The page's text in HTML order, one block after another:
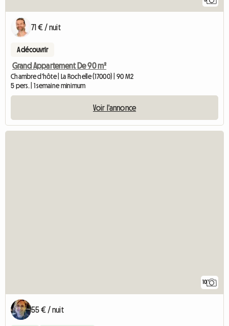
71 € / nuit
A découvrir
Grand Appartement De 90 m²
Chambre d'hôte | La Rochelle (17000) | 90 M2
5 pers. | 1 semaine minimum
Voir l'annonce
10
55 € / nuit